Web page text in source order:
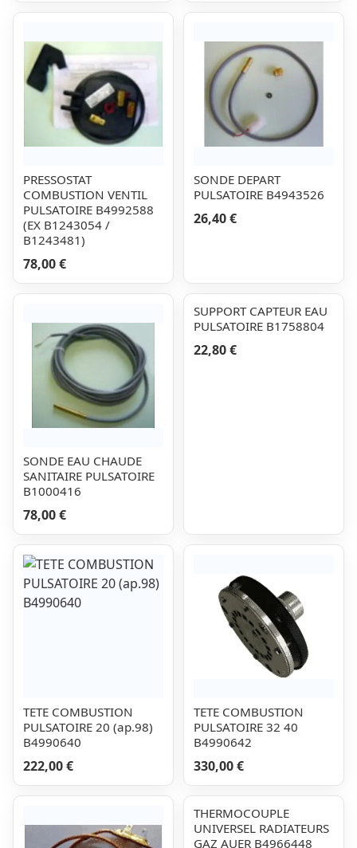
PRESSOSTAT
COMBUSTION VENTIL
PULSATOIRE B4992588
(EX B1243054 /
B1243481)
78,00 €
SONDE DEPART
PULSATOIRE B4943526
26,40 €
SONDE EAU CHAUDE
SANITAIRE PULSATOIRE
B1000416
78,00 €
SUPPORT CAPTEUR EAU
PULSATOIRE B1758804
22,80 €
TETE COMBUSTION
PULSATOIRE 20 (ap.98)
B4990640
222,00 €
TETE COMBUSTION
PULSATOIRE 32 40
B4990642
330,00 €
THERMOCOUPLE
UNIVERSEL RADIATEURS
GAZ AUER B4966448